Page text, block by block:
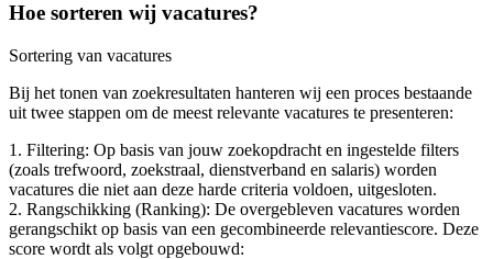
Hoe sorteren wij vacatures?
Sortering van vacatures
Bij het tonen van zoekresultaten hanteren wij een proces bestaande
uit twee stappen om de meest relevante vacatures te presenteren:
1. Filtering: Op basis van jouw zoekopdracht en ingestelde filters
(zoals trefwoord, zoekstraal, dienstverband en salaris) worden
vacatures die niet aan deze harde criteria voldoen, uitgesloten.
2. Rangschikking (Ranking): De overgebleven vacatures worden
gerangschikt op basis van een gecombineerde relevantiescore. Deze
score wordt als volgt opgebouwd: